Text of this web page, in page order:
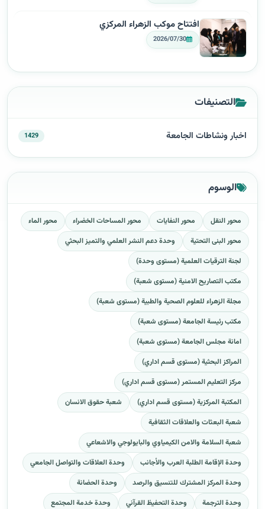
افتتاح موكب الزهراء المركزي
2026/07/30
التصنيفات
اخبار ونشاطات الجامعة 1429
الوسوم
محور النقل محور النفايات محور المساحات الخضراء
محور الماء
محور البنى التحتية
وحدة دعم النشر العلمي والتميز البحثي
لجنة الترقيات العلمية (مستوى وحدة)
مكتب التصاريح الامنية (مستوى شعبة)
مجلة الزهراء للعلوم الصحية والطبية (مستوى شعبة)
مكتب رئيسة الجامعة (مستوى شعبة)
امانة مجلس الجامعة (مستوى شعبة)
المراكز البحثية (مستوى قسم اداري)
مركز التعليم المستمر (مستوى قسم اداري)
المكتبة المركزية (مستوى قسم اداري)
شعبة حقوق الانسان
شعبة البعثات والعلاقات الثقافية
شعبة السلامة والامن الكيمياوي والبايولوجي والاشعاعي
وحدة الإقامة الطلبة العرب والأجانب
وحدة العلاقات والتواصل الجامعي
وحدة المركز المشترك للتنسيق والرصد
وحدة الحضانة
وحدة الترجمة
وحدة التحفيظ القرآني
وحدة خدمة المجتمع